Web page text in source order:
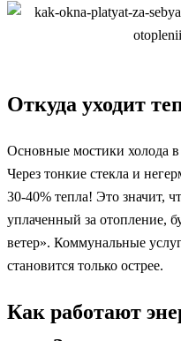
Откуда уходит
Основные мостики холода
Через тонкие стекла и
30-40% тепла! Это значит,
уплаченный за отопление,
ветер». Коммунальные
становится только острее.
Как работают